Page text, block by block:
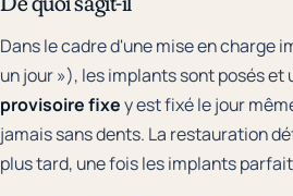
Dans le cadre d'une mise en charge
un jour »), les implants sont posés et
provisoire fixey est fixé le jour
jamais sans dents. La restauration
plus tard, une fois les implants